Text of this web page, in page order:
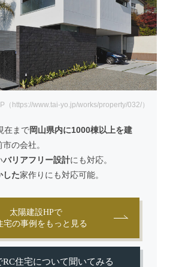
（https://www.tai-yo.jp/works/property/032/）
在まで岡山県内に1000棟以上を建
の会社。
バリアフリー設計にも対応。
した家作りにも対応可能。
太陽建設HPで
宅の事例をもっと見る
RC住宅について聞いてみる